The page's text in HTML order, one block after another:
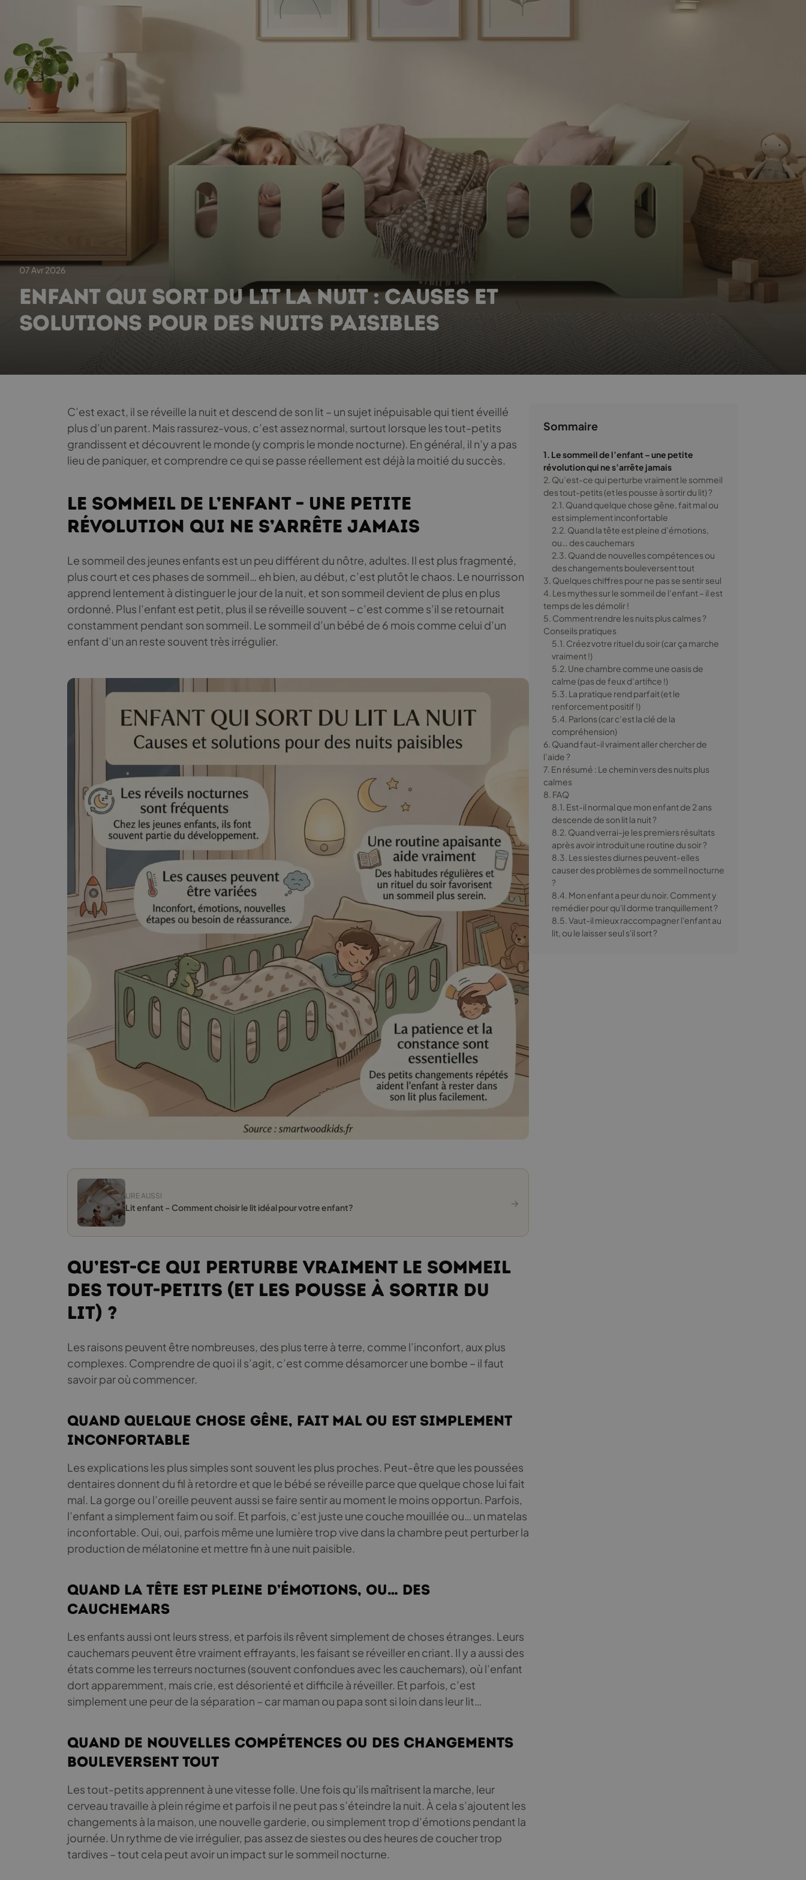
07 Avr 2026
ENFANT QUI SORT DU LIT LA NUIT : CAUSES ET
SOLUTIONS POUR DES NUITS PAISIBLES
C’est exact, il se réveille la nuit et descend de son lit – un sujet inépuisable qui tient éveillé
plus d’un parent. Mais rassurez-vous, c’est assez normal, surtout lorsque les tout-petits
grandissent et découvrent le monde (y compris le monde nocturne). En général, il n’y a pas
lieu de paniquer, et comprendre ce qui se passe réellement est déjà la moitié du succès.
Le sommeil de l’enfant – une petite
révolution qui ne s’arrête jamais
Le sommeil des jeunes enfants est un peu différent du nôtre, adultes. Il est plus fragmenté,
plus court et ces phases de sommeil… eh bien, au début, c’est plutôt le chaos. Le nourrisson
apprend lentement à distinguer le jour de la nuit, et son sommeil devient de plus en plus
ordonné. Plus l’enfant est petit, plus il se réveille souvent – c’est comme s’il se retournait
constamment pendant son sommeil. Le sommeil d’un bébé de 6 mois comme celui d’un
enfant d’un an reste souvent très irrégulier.
LIRE AUSSI
Lit enfant – Comment choisir le lit idéal pour votre enfant? →
Qu’est-ce qui perturbe vraiment le sommeil
des tout-petits (et les pousse à sortir du
lit) ?
Les raisons peuvent être nombreuses, des plus terre à terre, comme l’inconfort, aux plus
complexes. Comprendre de quoi il s’agit, c’est comme désamorcer une bombe – il faut
savoir par où commencer.
Quand quelque chose gêne, fait mal ou est simplement
inconfortable
Les explications les plus simples sont souvent les plus proches. Peut-être que les poussées
dentaires donnent du fil à retordre et que le bébé se réveille parce que quelque chose lui fait
mal. La gorge ou l’oreille peuvent aussi se faire sentir au moment le moins opportun. Parfois,
l’enfant a simplement faim ou soif. Et parfois, c’est juste une couche mouillée ou… un matelas
inconfortable. Oui, oui, parfois même une lumière trop vive dans la chambre peut perturber la
production de mélatonine et mettre fin à une nuit paisible.
Quand la tête est pleine d’émotions, ou… des
cauchemars
Les enfants aussi ont leurs stress, et parfois ils rêvent simplement de choses étranges. Leurs
cauchemars peuvent être vraiment effrayants, les faisant se réveiller en criant. Il y a aussi des
états comme les terreurs nocturnes (souvent confondues avec les cauchemars), où l’enfant
dort apparemment, mais crie, est désorienté et difficile à réveiller. Et parfois, c’est
simplement une peur de la séparation – car maman ou papa sont si loin dans leur lit…
Quand de nouvelles compétences ou des changements
bouleversent tout
Les tout-petits apprennent à une vitesse folle. Une fois qu’ils maîtrisent la marche, leur
cerveau travaille à plein régime et parfois il ne peut pas s’éteindre la nuit. À cela s’ajoutent les
changements à la maison, une nouvelle garderie, ou simplement trop d’émotions pendant la
journée. Un rythme de vie irrégulier, pas assez de siestes ou des heures de coucher trop
tardives – tout cela peut avoir un impact sur le sommeil nocturne.
Sommaire
1. Le sommeil de l’enfant – une petite
révolution qui ne s’arrête jamais
2. Qu’est-ce qui perturbe vraiment le sommeil
des tout-petits (et les pousse à sortir du lit) ?
2.1. Quand quelque chose gêne, fait mal ou
est simplement inconfortable
2.2. Quand la tête est pleine d’émotions,
ou… des cauchemars
2.3. Quand de nouvelles compétences ou
des changements bouleversent tout
3. Quelques chiffres pour ne pas se sentir seul
4. Les mythes sur le sommeil de l’enfant – il est
temps de les démolir !
5. Comment rendre les nuits plus calmes ?
Conseils pratiques
5.1. Créez votre rituel du soir (car ça marche
vraiment !)
5.2. Une chambre comme une oasis de
calme (pas de feux d’artifice !)
5.3. La pratique rend parfait (et le
renforcement positif !)
5.4. Parlons (car c’est la clé de la
compréhension)
6. Quand faut-il vraiment aller chercher de
l’aide ?
7. En résumé : Le chemin vers des nuits plus
calmes
8. FAQ
8.1. Est-il normal que mon enfant de 2 ans
descende de son lit la nuit ?
8.2. Quand verrai-je les premiers résultats
après avoir introduit une routine du soir ?
8.3. Les siestes diurnes peuvent-elles
causer des problèmes de sommeil nocturne
?
8.4. Mon enfant a peur du noir. Comment y
remédier pour qu'il dorme tranquillement ?
8.5. Vaut-il mieux raccompagner l'enfant au
lit, ou le laisser seul s'il sort ?